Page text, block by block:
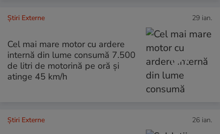
Știri Externe 29 ian.
Cel mai mare motor cu ardere
internă din lume consumă 7.500
de litri de motorină pe oră și
atinge 45 km/h
Știri Externe 26 ian.